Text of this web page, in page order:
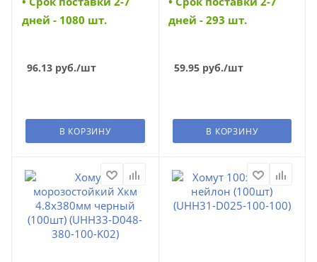
дней - 1080 шт.
96.13 руб./шт
В КОРЗИНУ
дней - 293 шт.
59.95руб./шт
В КОРЗИНУ